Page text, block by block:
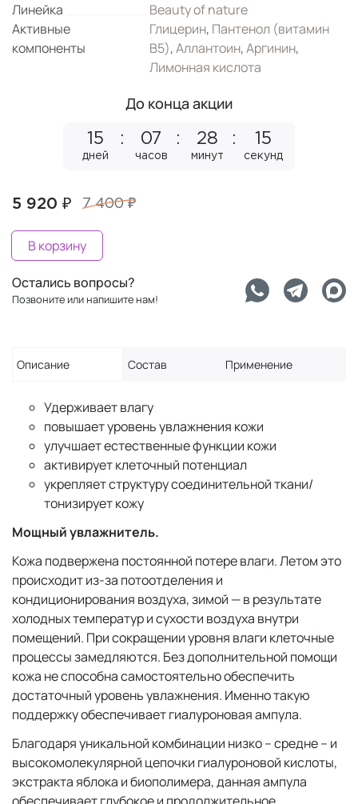
Линейка
Beauty of nature
Активные
компоненты
Глицерин, Пантенол (витамин
B5),Аллантоин,Аргинин,
Лимонная кислота
До конца акции
15
дней
07
часов
28
минут
15
секунд
5 920 ₽ 7 400 ₽
В корзину
Остались вопросы?
Позвоните или напишите нам!
Описание Состав Применение
Удерживает влагу
повышает уровень увлажнения кожи
улучшает естественные функции кожи
активирует клеточный потенциал
укрепляет структуру соединительной ткани/
тонизирует кожу
Мощный увлажнитель.
Кожа подвержена постоянной потере влаги. Летом это
происходит из-за потоотделения и
кондиционирования воздуха, зимой — в результате
холодных температур и сухости воздуха внутри
помещений. При сокращении уровня влаги клеточные
процессы замедляются. Без дополнительной помощи
кожа не способна самостоятельно обеспечить
достаточный уровень увлажнения. Именно такую
поддержку обеспечивает гиалуроновая ампула.
Благодаря уникальной комбинации низко – средне – и
высокомолекулярной цепочки гиалуроновой кислоты,
экстракта яблока и биополимера, данная ампула